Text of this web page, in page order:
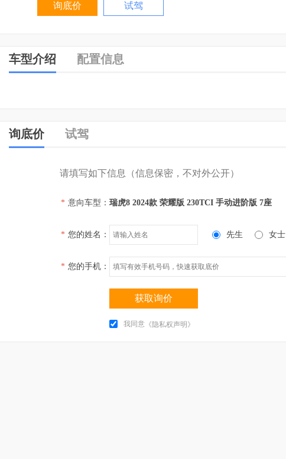
询底价 试驾
车型介绍 配置信息
询底价 试驾
请填写如下信息（信息保密，不对外公开）
* 意向车型： 瑞虎8 2024款 荣耀版 230TCI 手动进阶版 7座
* 您的姓名： 先生 女士
* 您的手机：
获取询价
我同意 《隐私权声明》